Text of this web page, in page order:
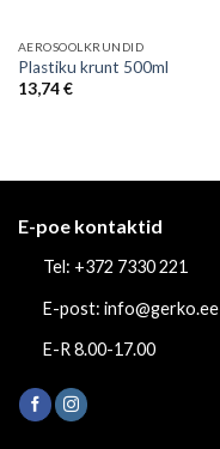
AEROSOOLKRUNDID
Plastiku krunt 500ml
13,74€
E-poe kontaktid
Tel: +372 7330 221
E-post: info@gerko.ee
E-R 8.00-17.00